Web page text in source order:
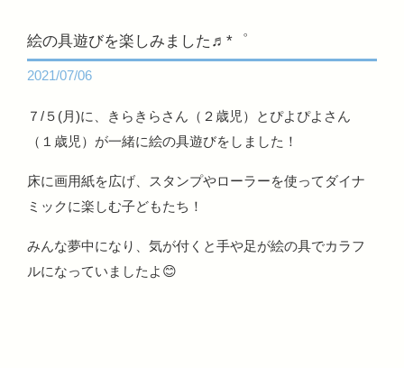
絵の具遊びを楽しみました♬*゜
2021/07/06
７/５(月)に、きらきらさん（２歳児）とぴよぴよさん
（１歳児）が一緒に絵の具遊びをしました！
床に画用紙を広げ、スタンプやローラーを使ってダイナ
ミックに楽しむ子どもたち！
みんな夢中になり、気が付くと手や足が絵の具でカラフ
ルになっていましたよ😊